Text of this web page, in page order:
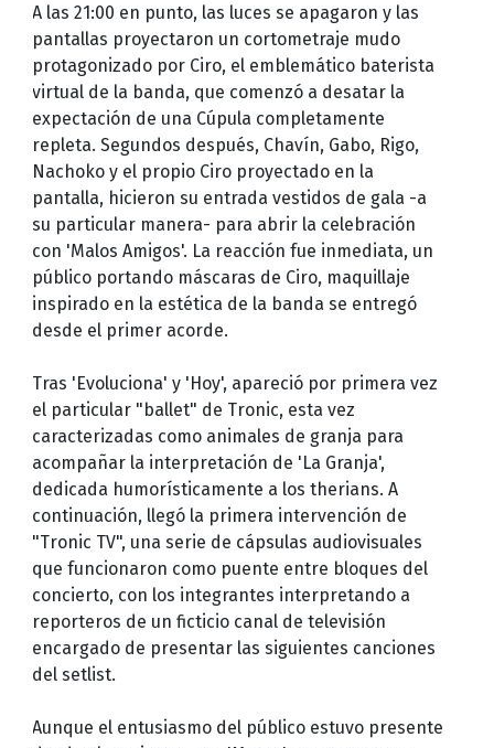
A las 21:00 en punto, las luces se apagaron y las
pantallas proyectaron un cortometraje mudo
protagonizado por Ciro, el emblemático baterista
virtual de la banda, que comenzó a desatar la
expectación de una Cúpula completamente
repleta. Segundos después, Chavín, Gabo, Rigo,
Nachoko y el propio Ciro proyectado en la
pantalla, hicieron su entrada vestidos de gala -a
su particular manera- para abrir la celebración
con 'Malos Amigos'. La reacción fue inmediata, un
público portando máscaras de Ciro, maquillaje
inspirado en la estética de la banda se entregó
desde el primer acorde.
Tras 'Evoluciona' y 'Hoy', apareció por primera vez
el particular "ballet" de Tronic, esta vez
caracterizadas como animales de granja para
acompañar la interpretación de 'La Granja',
dedicada humorísticamente a los therians. A
continuación, llegó la primera intervención de
"Tronic TV", una serie de cápsulas audiovisuales
que funcionaron como puente entre bloques del
concierto, con los integrantes interpretando a
reporteros de un ficticio canal de televisión
encargado de presentar las siguientes canciones
del setlist.
Aunque el entusiasmo del público estuvo presente